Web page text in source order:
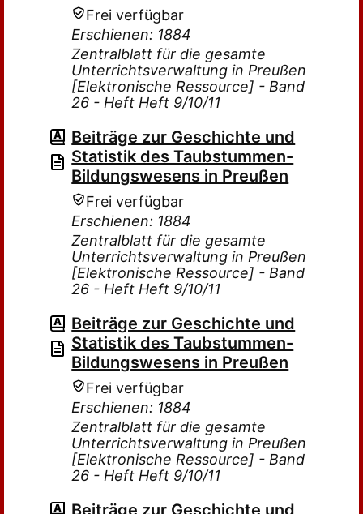
Frei verfügbar
Erschienen: 1884
Zentralblatt für die gesamte
Unterrichtsverwaltung in Preußen
[Elektronische Ressource] - Band
26 - Heft Heft 9/10/11
Beiträge zur Geschichte und
Statistik des Taubstummen-
Bildungswesens in Preußen
Frei verfügbar
Erschienen: 1884
Zentralblatt für die gesamte
Unterrichtsverwaltung in Preußen
[Elektronische Ressource] - Band
26 - Heft Heft 9/10/11
Beiträge zur Geschichte und
Statistik des Taubstummen-
Bildungswesens in Preußen
Frei verfügbar
Erschienen: 1884
Zentralblatt für die gesamte
Unterrichtsverwaltung in Preußen
[Elektronische Ressource] - Band
26 - Heft Heft 9/10/11
Beiträge zur Geschichte und